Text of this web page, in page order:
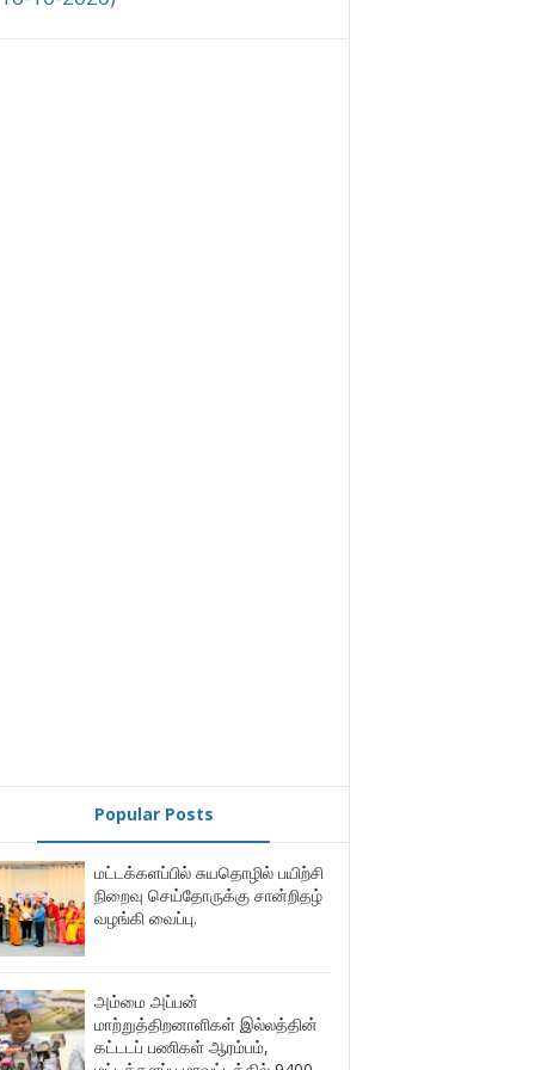
Popular Posts
மட்டக்களப்பில் சுயதொழில் பயிற்சி
நிறைவு செய்தோருக்கு சான்றிதழ்
வழங்கி வைப்பு.
அம்மை அப்பன்
மாற்றுத்திறனாளிகள் இல்லத்தின்
கட்டடப் பணிகள் ஆரம்பம்,